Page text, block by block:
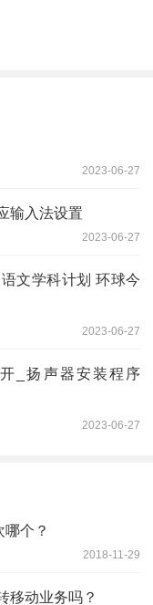
2023-06-27
输入法设置
2023-06-27
文学科计划 环球今
2023-06-27
_扬声器安装程序
2023-06-27
个？
2018-11-29
移动业务吗？